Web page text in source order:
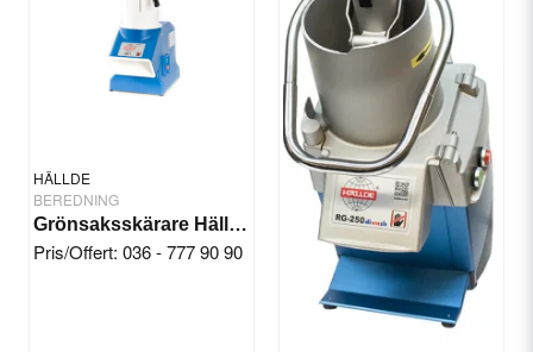
HÄLLDE
BEREDNING
Grönsaksskärare Hällde RG-7
Pris/Offert: 036 - 777 90 90
Ja, ni får publicera min fråga